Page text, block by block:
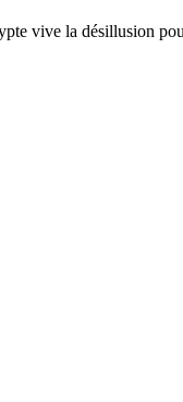
vive la désillusion